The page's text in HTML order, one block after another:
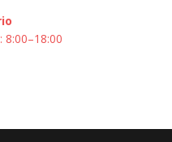
8:00–18:00